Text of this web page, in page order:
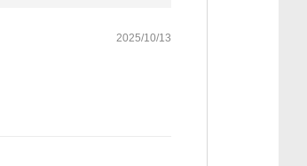
2025/10/13